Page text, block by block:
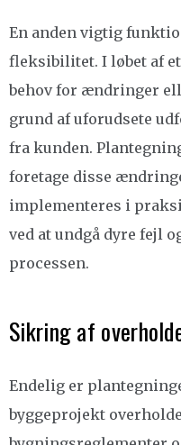
En anden vigtig
fleksibilitet. I løbet af
behov for ændringer
grund af uforudsete
fra kunden.
foretage disse
implementeres i
ved at undgå dyre fejl
processen.
Sikring af
Endelig er
byggeprojekt